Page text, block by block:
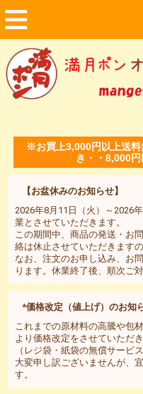
※お買上3,000円以上送料
き・・8,000
【お盆休みのお知らせ】
2026年8月11日（火）～2026
業とさせていただきます。
この期間中、商品の発送・お
絡は休止させていただきます
なお、注文のお申し込み、お
ります。休業終了後、順次ご
*価格改定（値上げ）のお知
これまでの原材料の高騰や包
より価格改定をさせていただき
（レジ袋・紙袋の無償サービ
大変申し訳ございませんが、
す。